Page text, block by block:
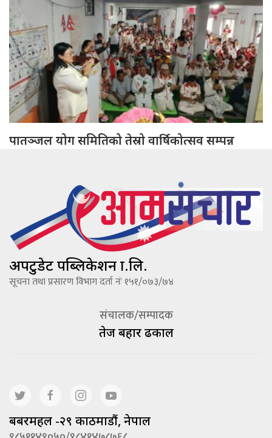
पातञ्जल योग समितिको तेस्रो वार्षिकोत्सव सम्पन्न
अपटुडेट पब्लिकेशन प्रा.लि.
सूचना तथा प्रसारण विभाग दर्ता नंः १५१/०७३/७४
संचालक/सम्पादक
तेज बहादूर ढकाल
बबरमहल -२९ काठमाडौं, नेपाल